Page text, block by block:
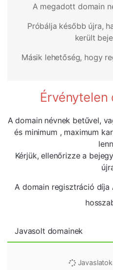
A megadott domain
Próbálja később újra,
került
Másik lehetőség, hogy
Érvénytelen
A domain névnek betűvel,
és minimum , maximum
Kérjük, ellenőrizze a
A domain regisztráció díja
Javasolt domainek
Javaslatok